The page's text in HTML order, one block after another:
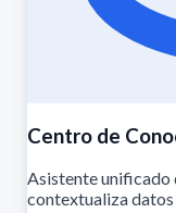
Centro de
Asistente unificado
contextualiza datos